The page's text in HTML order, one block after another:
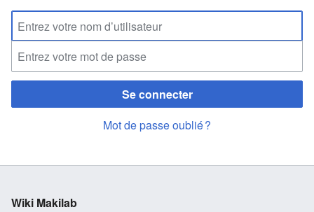
Se connecter
Mot de passe oublié ?
Wiki Makilab